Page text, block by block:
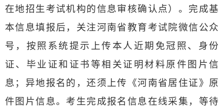
在地招生考试机构的信息审核确认点）。完成基
本信息填报后，关注河南省教育考试院微信公众
号，按照系统提示上传本人近期免冠照、身份
证、毕业证和证书等相关证明材料原件图片信
息；异地报名的，还须上传《河南省居住证》原
件图片信息。考生完成报名信息在线采集，等待